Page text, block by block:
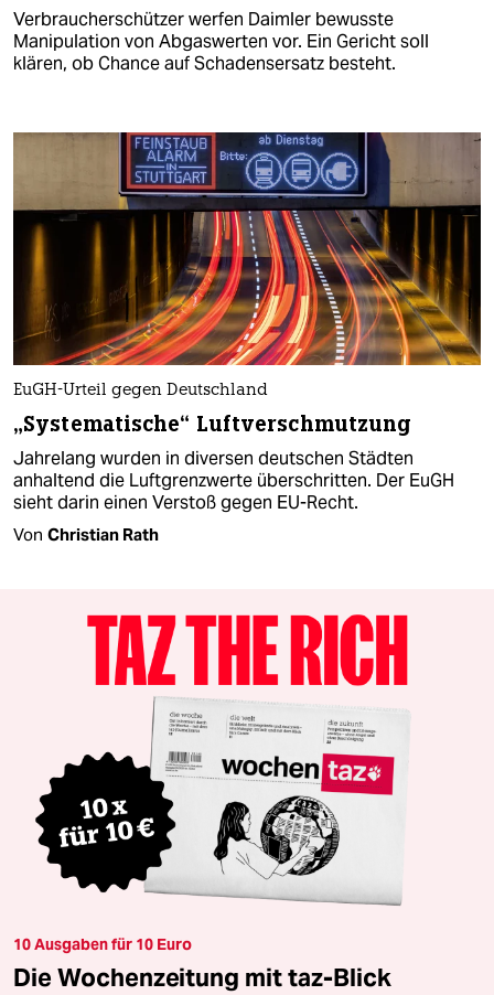
Verbraucherschützer werfen Daimler bewusste
Manipulation von Abgaswerten vor. Ein Gericht soll
klären, ob Chance auf Schadensersatz besteht.
EuGH-Urteil gegen Deutschland
„Systematische“ Luftverschmutzung
Jahrelang wurden in diversen deutschen Städten
anhaltend die Luftgrenzwerte überschritten. Der EuGH
sieht darin einen Verstoß gegen EU-Recht.
Von Christian Rath
10 Ausgaben für 10 Euro
Die Wochenzeitung mit taz-Blick